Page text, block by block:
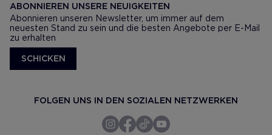
ABONNIEREN UNSERE NEUIGKEITEN
Abonnieren unseren Newsletter, um immer auf dem
neuesten Stand zu sein und die besten Angebote per E-Mail
zu erhalten
SCHICKEN
FOLGEN UNS IN DEN SOZIALEN NETZWERKEN